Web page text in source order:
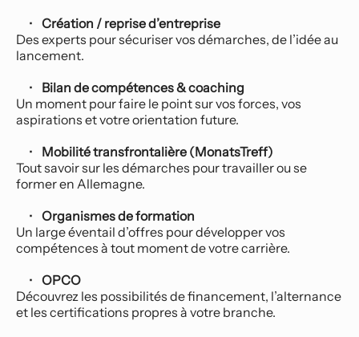
Création / reprise d’entreprise
Des experts pour sécuriser vos démarches, de l’idée au
lancement.
Bilan de compétences & coaching
Un moment pour faire le point sur vos forces, vos
aspirations et votre orientation future.
Mobilité transfrontalière (MonatsTreff)
Tout savoir sur les démarches pour travailler ou se
former en Allemagne.
Organismes de formation
Un large éventail d’offres pour développer vos
compétences à tout moment de votre carrière.
OPCO
Découvrez les possibilités de financement, l’alternance
et les certifications propres à votre branche.